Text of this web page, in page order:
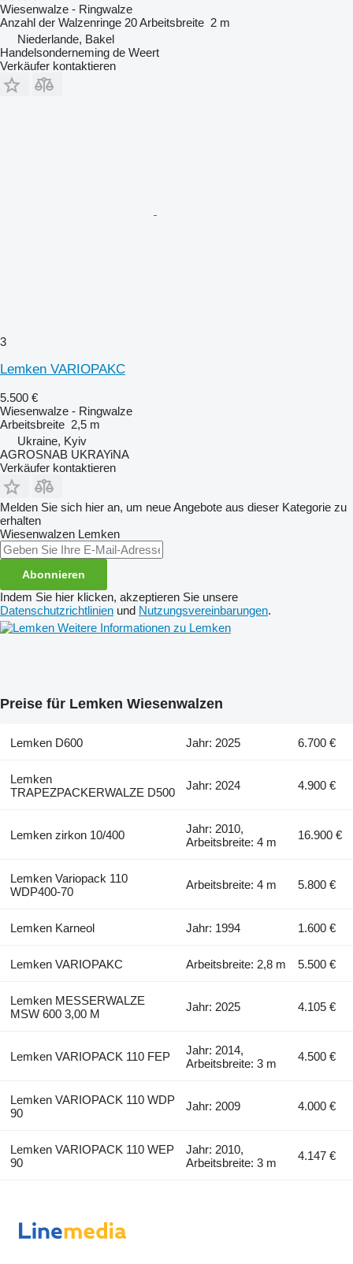
Wiesenwalze - Ringwalze
Anzahl der Walzenringe 20Arbeitsbreite 2 m
Niederlande, Bakel
Handelsonderneming de Weert
Verkäufer kontaktieren
3
Lemken VARIOPAKC
5.500 €
Wiesenwalze - Ringwalze
Arbeitsbreite 2,5 m
Ukraine, Kyiv
AGROSNAB UKRAYiNA
Verkäufer kontaktieren
Melden Sie sich hier an, um neue Angebote aus dieser Kategorie zu
erhalten
Wiesenwalzen Lemken
Abonnieren
Indem Sie hier klicken, akzeptieren Sie unsere
Datenschutzrichtlinien und Nutzungsvereinbarungen.
Weitere Informationen zu Lemken
Preise für Lemken Wiesenwalzen
Lemken D600 Jahr: 2025 6.700 €
Lemken
TRAPEZPACKERWALZE D500
Jahr: 2024 4.900 €
Lemken zirkon 10/400
Jahr: 2010,
Arbeitsbreite: 4 m
16.900 €
Lemken Variopack 110
WDP400-70
Arbeitsbreite: 4 m 5.800 €
Lemken Karneol Jahr: 1994 1.600 €
Lemken VARIOPAKC Arbeitsbreite: 2,8 m 5.500 €
Lemken MESSERWALZE
MSW 600 3,00 M
Jahr: 2025 4.105 €
Lemken VARIOPACK 110 FEP
Jahr: 2014,
Arbeitsbreite: 3 m
4.500 €
Lemken VARIOPACK 110 WDP
90
Jahr: 2009 4.000 €
Lemken VARIOPACK 110 WEP
90
Jahr: 2010,
Arbeitsbreite: 3 m
4.147 €